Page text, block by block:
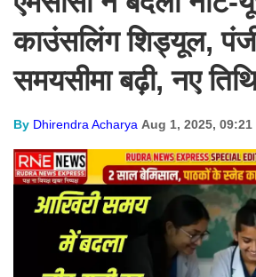
काउंसलिंग शिड्यूल,
समयसीमा बढ़ी, नए
By Dhirendra Acharya Aug 1, 2025, 09:21